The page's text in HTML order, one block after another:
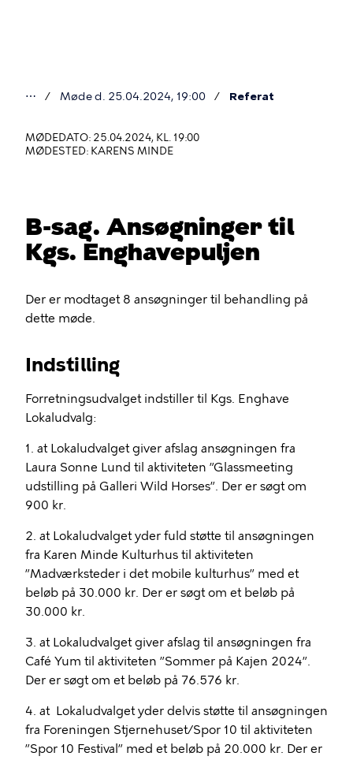
er
her
⋯ Møde d. 25.04.2024, 19:00 Referat
MØDEDATO: 25.04.2024, KL. 19:00
MØDESTED: KARENS MINDE
B-sag. Ansøgninger til
Kgs. Enghavepuljen
Der er modtaget 8 ansøgninger til behandling på
dette møde.
Indstilling
Forretningsudvalget indstiller til Kgs. Enghave
Lokaludvalg:
1. at Lokaludvalget giver afslag ansøgningen fra
Laura Sonne Lund til aktiviteten ”Glassmeeting
udstilling på Galleri Wild Horses”. Der er søgt om
900 kr.
2. at Lokaludvalget yder fuld støtte til ansøgningen
fra Karen Minde Kulturhus til aktiviteten
”Madværksteder i det mobile kulturhus” med et
beløb på 30.000 kr. Der er søgt om et beløb på
30.000 kr.
3. at Lokaludvalget giver afslag til ansøgningen fra
Café Yum til aktiviteten ”Sommer på Kajen 2024”.
Der er søgt om et beløb på 76.576 kr.
4. at Lokaludvalget yder delvis støtte til ansøgningen
fra Foreningen Stjernehuset/Spor 10 til aktiviteten
”Spor 10 Festival” med et beløb på 20.000 kr. Der er